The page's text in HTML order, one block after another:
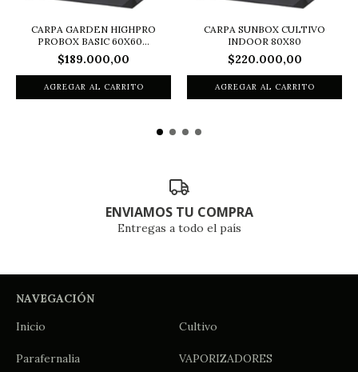
CARPA GARDEN HIGHPRO
PROBOX BASIC 60X60...
$189.000,00
CARPA SUNBOX CULTIVO
INDOOR 80X80
$220.000,00
ENVIAMOS TU COMPRA
Entregas a todo el país
NAVEGACIÓN
Inicio
Cultivo
Parafernalia VAPORIZADORES